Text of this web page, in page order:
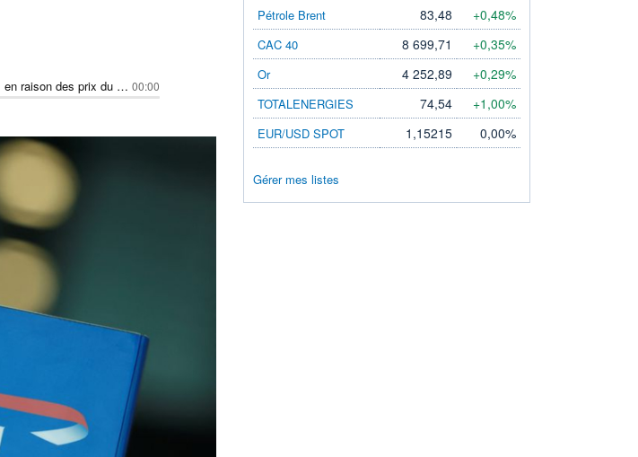
IAG prévoit une baisse de son bénéfice annuel en raison des prix du kérosène 00:00
Pétrole Brent
83,48 +0,48%
CAC 40 8 699,71 +0,35%
Or 4 252,89 +0,29%
TOTALENERGIES 74,54 +1,00%
EUR/USD SPOT 1,15215 0,00%
Gérer mes listes